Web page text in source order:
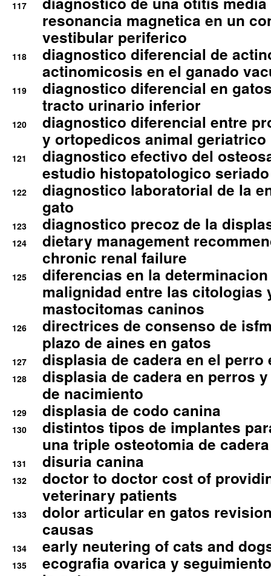
117
resonancia magnetica en un
vestibular periferico
118
diagnostico diferencial de
actinomicosis en el ganado
119
diagnostico diferencial en
tracto urinario inferior
120
diagnostico diferencial entre
y ortopedicos animal geriatrico
121
diagnostico efectivo del
estudio histopatologico seriado
122
diagnostico laboratorial de la
gato
123 diagnostico precoz de la
124
dietary management
chronic renal failure
125
diferencias en la
malignidad entre las citologias
mastocitomas caninos
126
directrices de consenso de
plazo de aines en gatos
127 displasia de cadera en el perro
128
displasia de cadera en perros
de nacimiento
129 displasia de codo canina
130
distintos tipos de implantes
una triple osteotomia de cadera
131 disuria canina
132
doctor to doctor cost of
veterinary patients
133
dolor articular en gatos
causas
134 early neutering of cats and
135
ecografia ovarica y